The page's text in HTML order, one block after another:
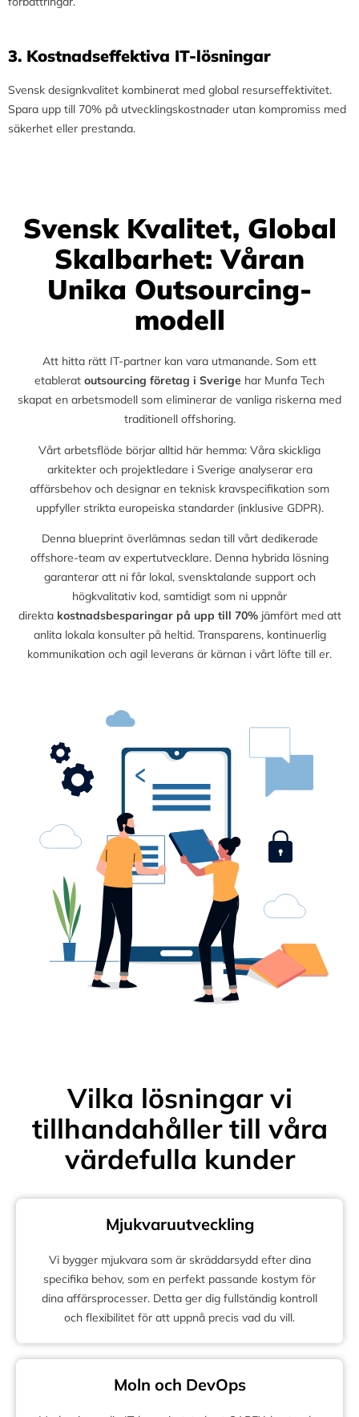
3.⁠ ⁠Kostnadseffektiva IT-lösningar
Svensk designkvalitet kombinerat med global resurseffektivitet.
Spara upp till 70% på utvecklingskostnader utan kompromiss med
säkerhet eller prestanda.
Svensk Kvalitet, Global
Skalbarhet: Våran
Unika Outsourcing-
modell
Att hitta rätt IT-partner kan vara utmanande. Som ett
etablerat outsourcing företag i Sverige har Munfa Tech
skapat en arbetsmodell som eliminerar de vanliga riskerna med
traditionell offshoring.
Vårt arbetsflöde börjar alltid här hemma: Våra skickliga
arkitekter och projektledare i Sverige analyserar era
affärsbehov och designar en teknisk kravspecifikation som
uppfyller strikta europeiska standarder (inklusive GDPR).
Denna blueprint överlämnas sedan till vårt dedikerade
offshore-team av expertutvecklare. Denna hybrida lösning
garanterar att ni får lokal, svensktalande support och
högkvalitativ kod, samtidigt som ni uppnår
direkta kostnadsbesparingar på upp till 70%jämfört med att
anlita lokala konsulter på heltid. Transparens, kontinuerlig
kommunikation och agil leverans är kärnan i vårt löfte till er.
Vilka lösningar vi
tillhandahåller till våra
värdefulla kunder
Mjukvaruutveckling
Vi bygger mjukvara som är skräddarsydd efter dina
specifika behov, som en perfekt passande kostym för
dina affärsprocesser. Detta ger dig fullständig kontroll
och flexibilitet för att uppnå precis vad du vill.
Moln och DevOps